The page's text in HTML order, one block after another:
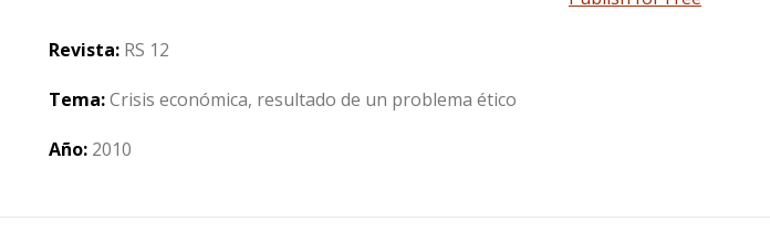
Revista: RS 12
Tema:Crisis económica, resultado de un problema ético
Año: 2010